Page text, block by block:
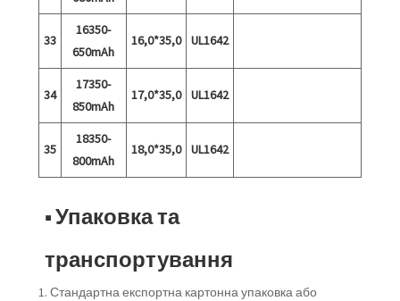
33
16350-
650mAh
16,0*35,0 UL1642
34
17350-
850mAh
17,0*35,0 UL1642
35
18350-
800mAh
18,0*35,0 UL1642
■ Упаковка та
транспортування
1. Стандартна експортна картонна упаковка або